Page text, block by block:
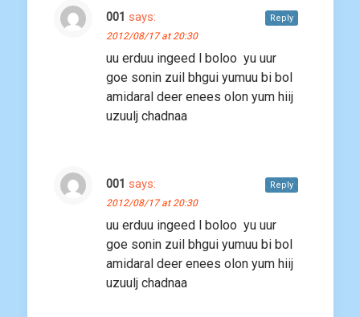
001 says:
2012/08/17 at 20:30
uu erduu ingeed l boloo yu uur
goe sonin zuil bhgui yumuu bi bol
amidaral deer enees olon yum hiij
uzuulj chadnaa
Reply
001 says:
2012/08/17 at 20:30
uu erduu ingeed l boloo yu uur
goe sonin zuil bhgui yumuu bi bol
amidaral deer enees olon yum hiij
uzuulj chadnaa
Reply